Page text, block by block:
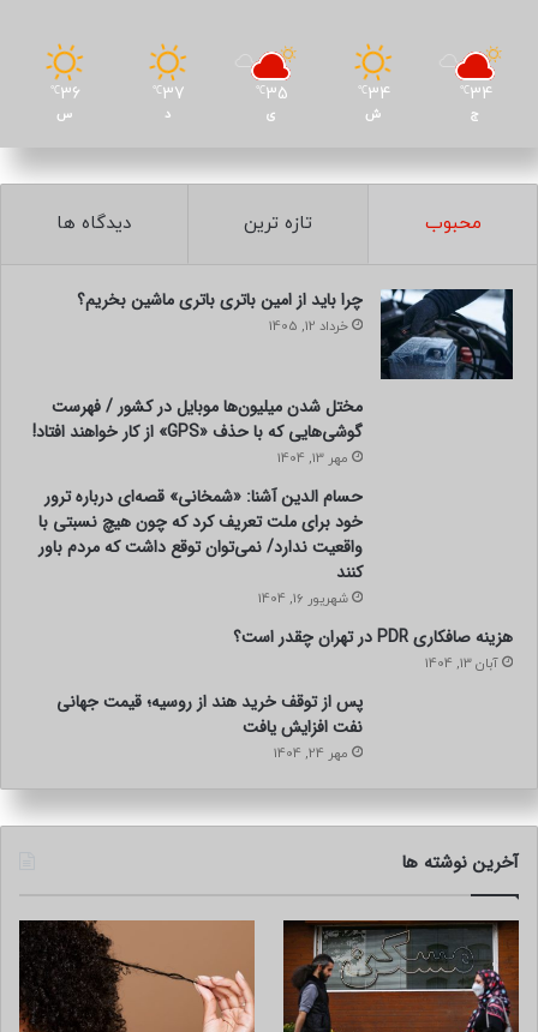
34
℃
ج
34
℃
ش
35
℃
ی
37
℃
د
36
℃
س
محبوب تازه ترین دیدگاه ها
چرا باید از امین باتری باتری ماشین بخریم؟
خرداد 12, 1405
مختل شدن میلیون‌ها موبایل در کشور / فهرست
گوشی‌هایی که با حذف «GPS» از کار خواهند افتاد!
مهر 13, 1404
حسام الدین آشنا: «شمخانی» قصه‌ای درباره ترور
خود برای ملت تعریف کرد که چون هیچ نسبتی با
واقعیت ندارد/ نمی‌توان توقع داشت که مردم باور
کنند
شهریور 16, 1404
هزینه صافکاری PDR در تهران چقدر است؟
آبان 13, 1404
پس از توقف خرید هند از روسیه؛ قیمت جهانی
نفت افزایش یافت
مهر 24, 1404
آخرین نوشته ها